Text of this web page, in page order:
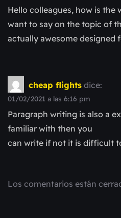
Hello colleagues, how is the
want to say on the topic of
actually awesome designed
cheap flights dice:
01/02/2021 a las 6:16 pm
Paragraph writing is also a
familiar with then you
can write if not it is difficult
Los comentarios están